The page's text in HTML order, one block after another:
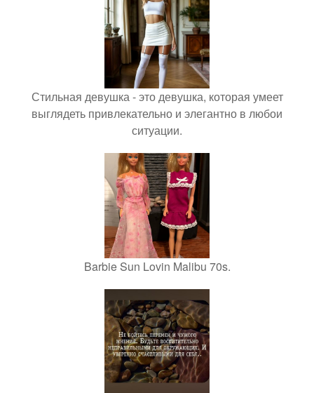
Стильная девушка - это девушка, которая умеет
выглядеть привлекательно и элегантно в любои
ситуации.
Barbie Sun Lovin Malibu 70s.